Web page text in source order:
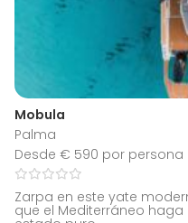
Mobula
Palma
Desde € 590 por persona
Zarpa en este yate
que el Mediterráneo haga